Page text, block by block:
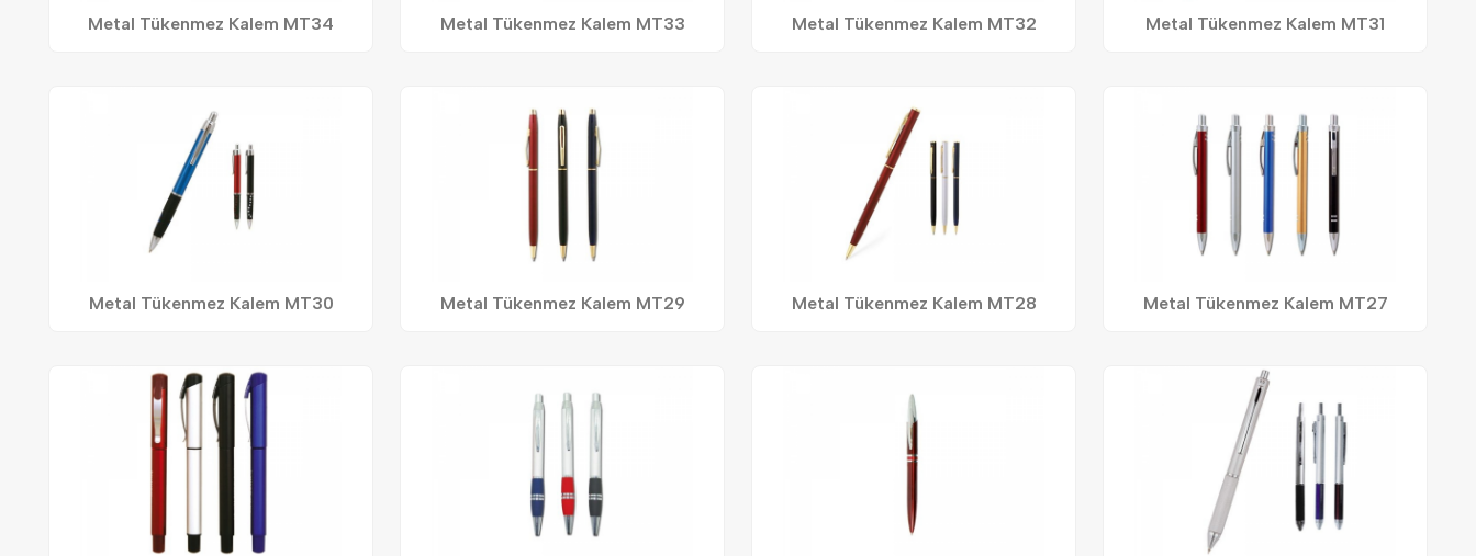
Metal Tükenmez Kalem MT34 Metal Tükenmez Kalem MT33 Metal Tükenmez Kalem MT32 Metal Tükenmez Kalem MT31
Metal Tükenmez Kalem MT30 Metal Tükenmez Kalem MT29 Metal Tükenmez Kalem MT28 Metal Tükenmez Kalem MT27